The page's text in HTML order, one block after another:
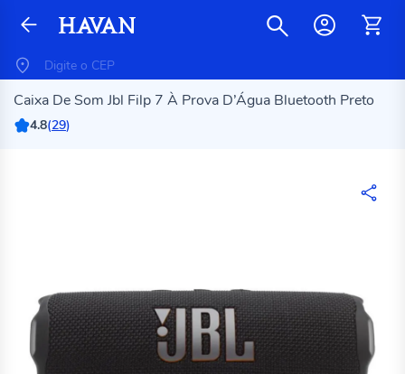
Caixa De Som Jbl Filp 7 À Prova D’Água Bluetooth Preto
4.8(29)